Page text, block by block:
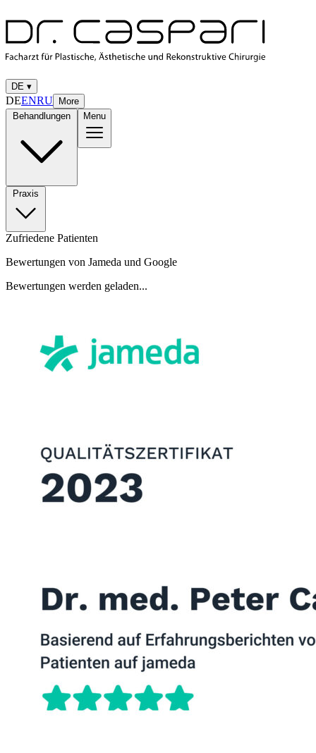
DE ▾
DEENRU
More
Menu
Zufriedene Patienten
Bewertungen von Jameda und Google
Bewertungen werden geladen...